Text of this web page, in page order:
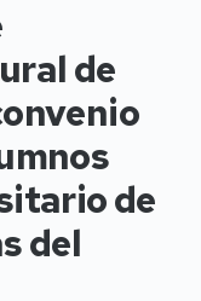
de
de
del